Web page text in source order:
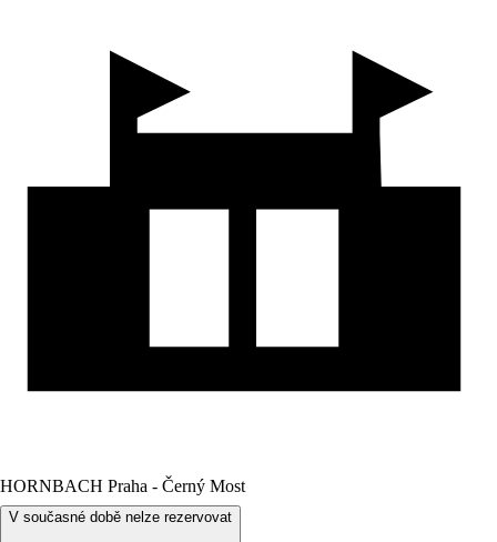
HORNBACH Praha - Černý Most
V současné době nelze rezervovat